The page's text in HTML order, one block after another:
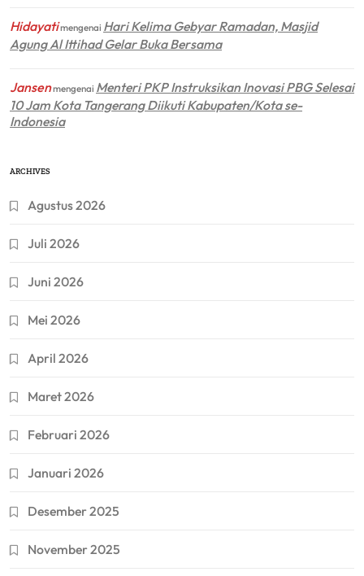
Hidayatimengenai Hari Kelima Gebyar Ramadan, Masjid
Agung Al Ittihad Gelar Buka Bersama
Jansenmengenai Menteri PKP Instruksikan Inovasi PBG Selesai
10 Jam Kota Tangerang Diikuti Kabupaten/Kota se-
Indonesia
ARCHIVES
Agustus 2026
Juli 2026
Juni 2026
Mei 2026
April 2026
Maret 2026
Februari 2026
Januari 2026
Desember 2025
November 2025